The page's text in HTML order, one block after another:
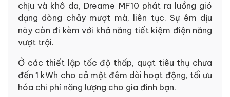
chịu và khô da, Dreame MF10 phát ra luồng gió
dạng dòng chảy mượt mà, liên tục.Sự êm dịu
này còn đi kèm với khả năng tiết kiệm điện năng
vượt trội.
Ở các thiết lập tốc độ thấp, quạt tiêu thụ chưa
đến 1 kWh cho cả một đêm dài hoạt động, tối ưu
hóa chi phí năng lượng cho gia đình bạn.